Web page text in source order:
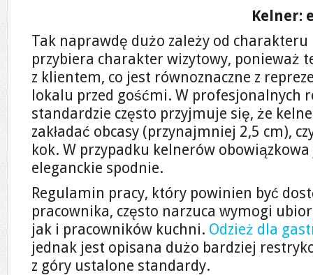
Kelner:
Tak naprawdę dużo zależy od
przybiera charakter wizytowy, ponieważ
z klientem, co jest równoznaczne z
lokalu przed gośćmi. W profesjonalnych
standardzie często przyjmuje się, że
zakładać obcasy (przynajmniej 2,5 cm),
kok. W przypadku kelnerów obowiązkowa
eleganckie spodnie.
Regulamin pracy, który powinien być
pracownika, często narzuca wymogi
jak i pracowników kuchni. Odzież dla
jednak jest opisana dużo bardziej
z góry ustalone standardy.